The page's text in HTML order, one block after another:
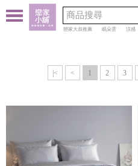
戀家大叔推薦 眠朵雲 涼感
|< < 1 2 3